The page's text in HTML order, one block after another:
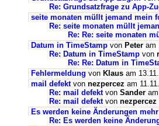
Re: Grundsatzfrage zu App-
seite monaten müllt jemand mein
Re: seite monaten müllt
Re: Re: seite monaten
Datum in TimeStamp von Peter am
Re: Datum in TimeStamp von
Re: Re: Datum in
Fehlermeldung von Klaus am
mail defektvon nezpercez am
Re: mail defektvon Sander
Re: mail defektvon nezpercez
Es werden keine Änderungen
Re: Es werden keine